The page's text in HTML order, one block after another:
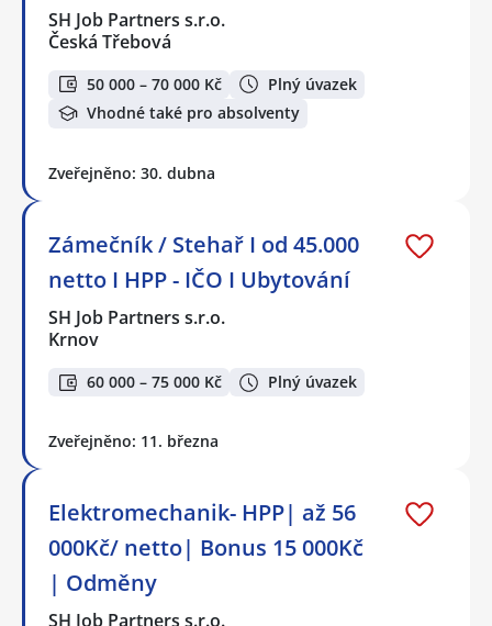
SH Job Partners s.r.o.
Česká Třebová
50 000 – 70 000 Kč
Plný úvazek
Vhodné také pro absolventy
Zveřejněno: 30. dubna
Zámečník / Stehař I od 45.000
netto I HPP - IČO I Ubytování
SH Job Partners s.r.o.
Krnov
60 000 – 75 000 Kč Plný úvazek
Zveřejněno: 11. března
Elektromechanik- HPP| až 56
000Kč/ netto| Bonus 15 000Kč
| Odměny
SH Job Partners s.r.o.